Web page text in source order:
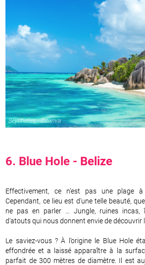
Seychelles - ©canva
6. Blue Hole - Belize
Effectivement, ce n’est pas une plage
Cependant, ce lieu est d’une telle beauté,
ne pas en parler … Jungle, ruines incas,
d'atouts qui nous donnent envie de découvrir
Le saviez-vous ? À l’origine le Blue Hole
effondrée et a laissé apparaître à la
parfait de 300 mètres de diamètre. Il est